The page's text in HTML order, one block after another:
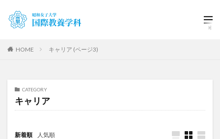
HOME キャリア (ページ3)
CATEGORY
キャリア
新着順 人気順